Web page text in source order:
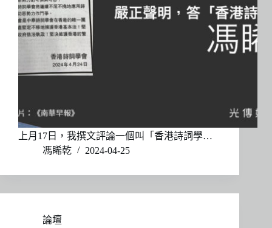
上月17日，我撰文評論一個叫「香港詩詞學…
馮睎乾
2024-04-25
論壇